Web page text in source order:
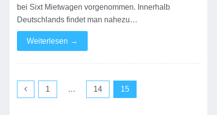
bei Sixt Mietwagen vorgenommen. Innerhalb
Deutschlands findet man nahezu…
Weiterlesen →
Seitennummerierung
1 … 14 15